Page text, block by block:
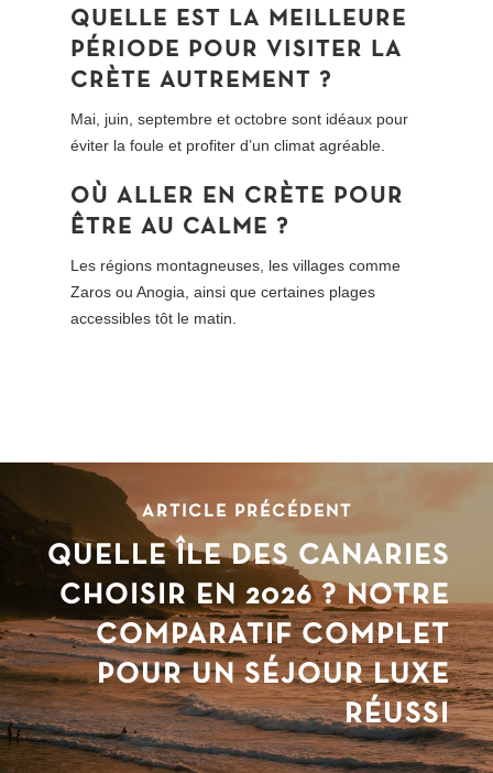
QUELLE EST LA MEILLEURE
PÉRIODE POUR VISITER LA
CRÈTE AUTREMENT ?
Mai, juin, septembre et octobre sont idéaux pour
éviter la foule et profiter d’un climat agréable.
OÙ ALLER EN CRÈTE POUR
ÊTRE AU CALME ?
Les régions montagneuses, les villages comme
Zaros ou Anogia, ainsi que certaines plages
accessibles tôt le matin.
ARTICLE PRÉCÉDENT
QUELLE ÎLE DES CANARIES
CHOISIR EN 2026 ? NOTRE
COMPARATIF COMPLET
POUR UN SÉJOUR LUXE
RÉUSSI